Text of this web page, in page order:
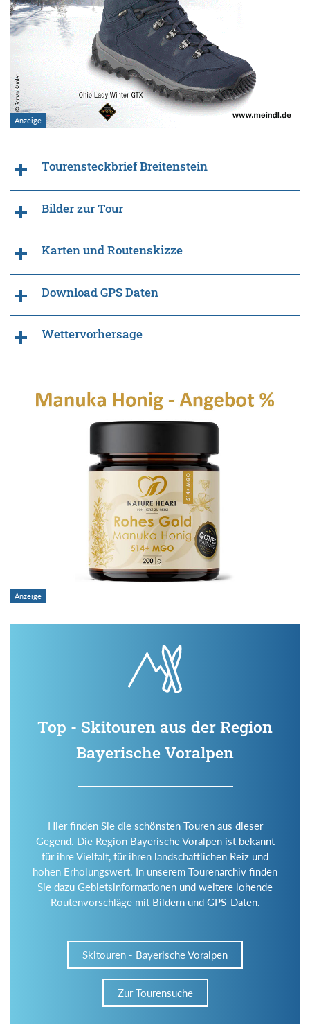
Tourensteckbrief Breitenstein
Bilder zur Tour
Karten und Routenskizze
Download GPS Daten
Wettervorhersage
Top - Skitouren aus der Region
Bayerische Voralpen
Hier finden Sie die schönsten Touren aus dieser
Gegend. Die Region Bayerische Voralpen ist bekannt
für ihre Vielfalt, für ihren landschaftlichen Reiz und
hohen Erholungswert. In unserem Tourenarchiv finden
Sie dazu Gebietsinformationen und weitere lohende
Routenvorschläge mit Bildern und GPS-Daten.
Skitouren - Bayerische Voralpen
Zur Tourensuche